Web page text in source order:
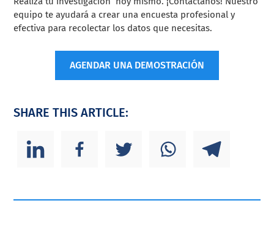
equipo te ayudará a crear una encuesta profesional y
efectiva para recolectar los datos que necesitas.
AGENDAR UNA DEMOSTRACIÓN
SHARE THIS ARTICLE: